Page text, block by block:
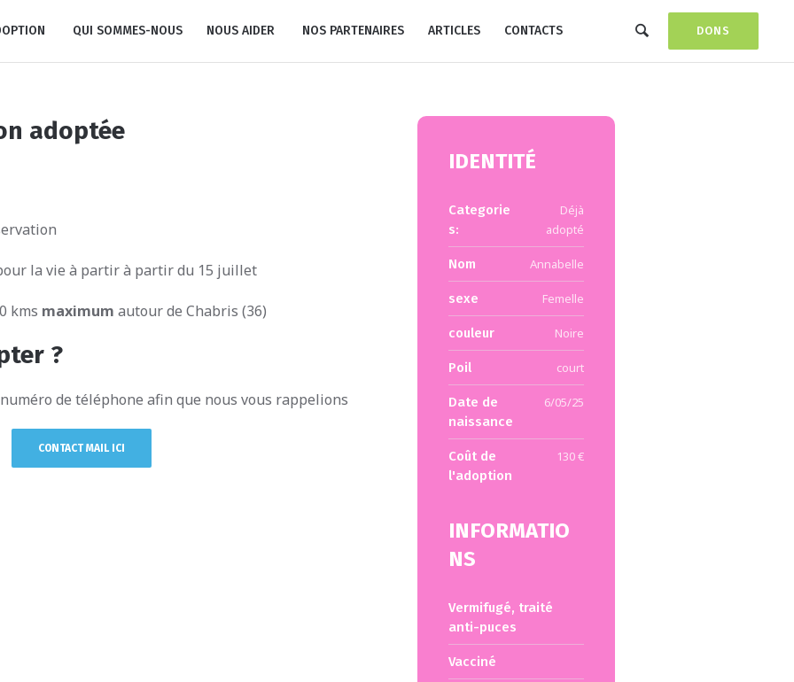
DONS
QUI SOMMES-NOUS NOUS AIDER NOS PARTENAIRES ARTICLES CONTACTS
adoptée
la vie à partir à partir du 15 juillet
kms maximum autour de Chabris (36)
?
de téléphone afin que nous vous rappelions
CONTACT MAIL ICI
IDENTITÉ
Categorie
s:
Déjà
adopté
Nom Annabelle
sexe Femelle
couleur Noire
Poil court
Date de
naissance
6/05/25
Coût de
l'adoption
130 €
INFORMATIO
NS
Vermifugé, traité
anti-puces
Vacciné